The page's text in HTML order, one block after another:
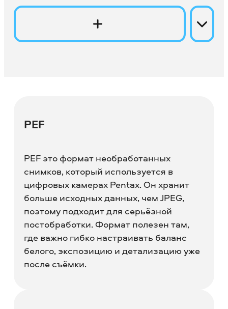
PEF
PEF это формат необработанных
снимков, который используется в
цифровых камерах Pentax. Он хранит
больше исходных данных, чем JPEG,
поэтому подходит для серьёзной
постобработки. Формат полезен там,
где важно гибко настраивать баланс
белого, экспозицию и детализацию уже
после съёмки.